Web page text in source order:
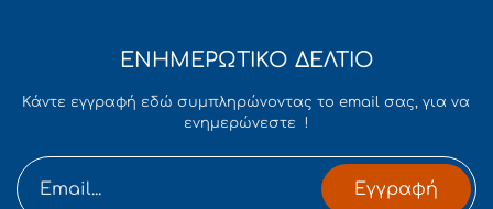
ΕΝΗΜΕΡΩΤΙΚΟ ΔΕΛΤΙΟ
Κάντε εγγραφή εδώ συμπληρώνοντας το email σας, για να
ενημερώνεστε !
Εγγραφή